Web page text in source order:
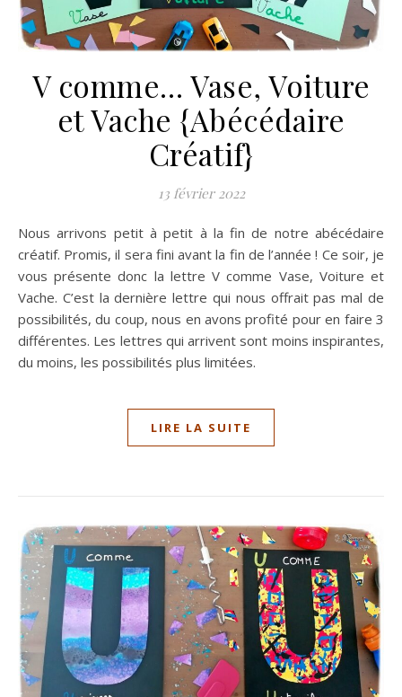
V comme… Vase, Voiture
et Vache {Abécédaire
Créatif}
13 février 2022
Nous arrivons petit à petit à la fin de notre abécédaire
créatif. Promis, il sera fini avant la fin de l’année ! Ce soir, je
vous présente donc la lettre V comme Vase, Voiture et
Vache. C’est la dernière lettre qui nous offrait pas mal de
possibilités, du coup, nous en avons profité pour en faire 3
différentes. Les lettres qui arrivent sont moins inspirantes,
du moins, les possibilités plus limitées.
LIRE LA SUITE